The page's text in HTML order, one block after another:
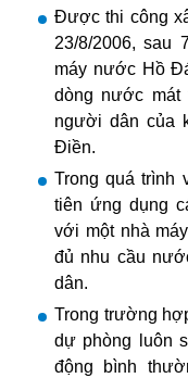
Được thi công
23/8/2006, sau
máy nước Hồ
dòng nước
người dân của
Điền.
Trong quá trình
tiên ứng dụng
với một nhà
đủ nhu cầu
dân.
Trong trường
dự phòng luôn
động bình